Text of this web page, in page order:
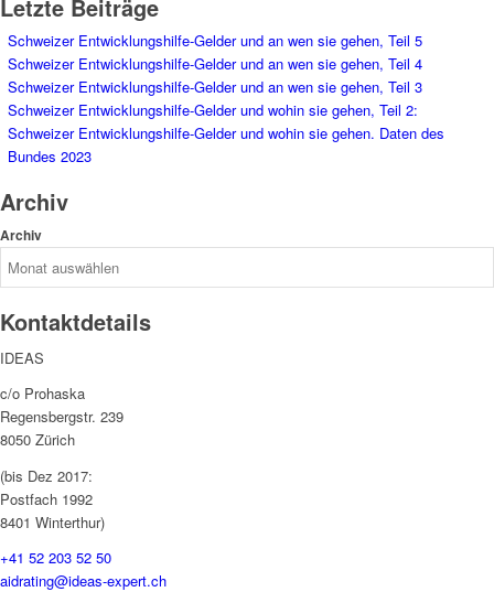
Letzte Beiträge
Schweizer Entwicklungshilfe-Gelder und an wen sie gehen, Teil 5
Schweizer Entwicklungshilfe-Gelder und an wen sie gehen, Teil 4
Schweizer Entwicklungshilfe-Gelder und an wen sie gehen, Teil 3
Schweizer Entwicklungshilfe-Gelder und wohin sie gehen, Teil 2:
Schweizer Entwicklungshilfe-Gelder und wohin sie gehen. Daten des
Bundes 2023
Archiv
Archiv
Kontaktdetails
IDEAS
c/o Prohaska
Regensbergstr. 239
8050 Zürich
(bis Dez 2017:
Postfach 1992
8401 Winterthur)
+41 52 203 52 50
aidrating@ideas-expert.ch